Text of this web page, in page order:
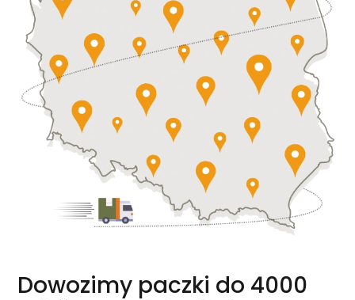
GOTOWA DIETA WYBÓR MENU PAKIETY MEDYCZNE
Dowozimy paczki do 4000